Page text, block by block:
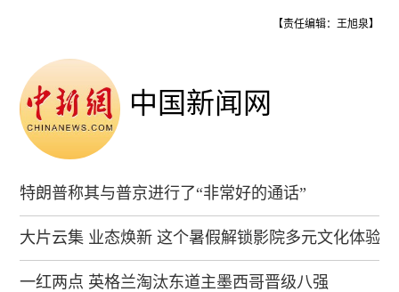
【责任编辑：王旭泉】
中国新闻网
特朗普称其与普京进行了“非常好的通话”
大片云集 业态焕新 这个暑假解锁影院多元文化体验
一红两点 英格兰淘汰东道主墨西哥晋级八强